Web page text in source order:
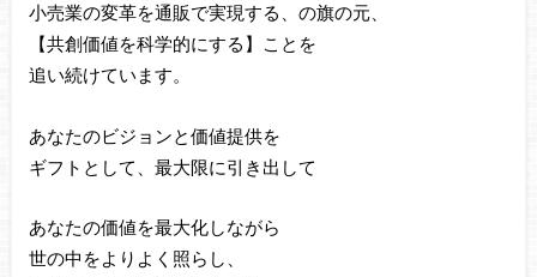
小売業の変革を通販で実現する、の旗の元、
【共創価値を科学的にする】ことを
追い続けています。
あなたのビジョンと価値提供を
ギフトとして、最大限に引き出して
あなたの価値を最大化しながら
世の中をよりよく照らし、